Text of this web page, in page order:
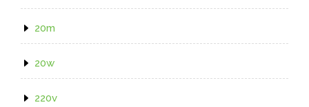
20m
20w
220v